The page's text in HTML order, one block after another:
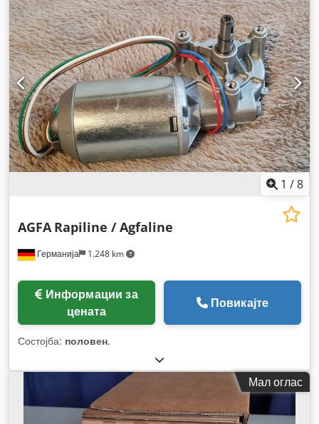
1 /8
Германија 1.248 km
AGFA Rapiline / Agfaline
цената
Повикајте
Состојба: половен,
Мал оглас